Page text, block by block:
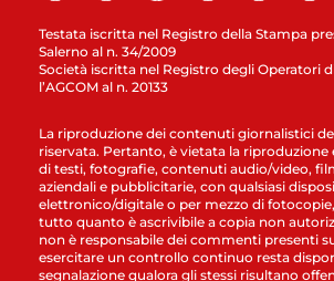
Testata iscritta nel Registro della Stampa
Salerno al n. 34/2009
Società iscritta nel Registro degli Operatori
l’AGCOM al n. 20133
La riproduzione dei contenuti giornalistici
riservata. Pertanto, è vietata la riproduzione
di testi, fotografie, contenuti audio/video,
aziendali e pubblicitarie, con qualsiasi
elettronico/digitale o per mezzo di
tutto quanto è ascrivibile a copia non
non è responsabile dei commenti presenti
esercitare un controllo continuo resta
segnalazione qualora gli stessi risultano